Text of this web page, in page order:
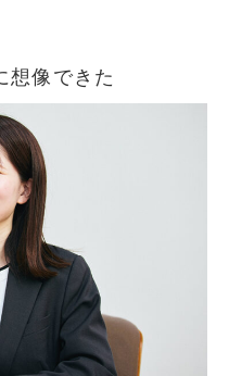
想像できた